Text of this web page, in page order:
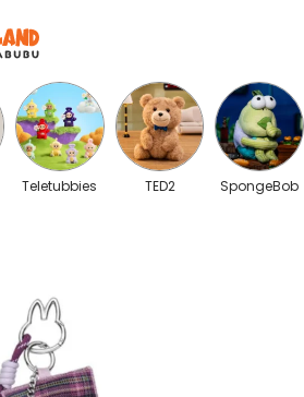
Teletubbies TED2 SpongeBob